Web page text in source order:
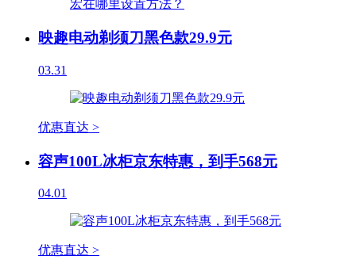
映趣电动剃须刀黑色款29.9元
03.31
优惠直达 >
容声100L冰柜京东特惠，到手568元
04.01
优惠直达 >